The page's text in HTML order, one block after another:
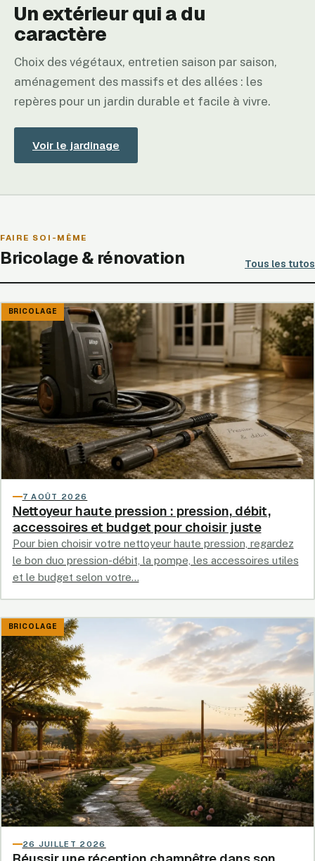
Un extérieur qui a du
caractère
Choix des végétaux, entretien saison par saison,
aménagement des massifs et des allées : les
repères pour un jardin durable et facile à vivre.
Voir le jardinage
FAIRE SOI-MÊME
Bricolage & rénovation Tous les tutos
BRICOLAGE
Nettoyeur haute pression : pression, débit,
accessoires et budget pour choisir juste
7 AOÛT 2026
Pour bien choisir votre nettoyeur haute pression, regardez
le bon duo pression-débit, la pompe, les accessoires utiles
et le budget selon votre…
BRICOLAGE
26 JUILLET 2026